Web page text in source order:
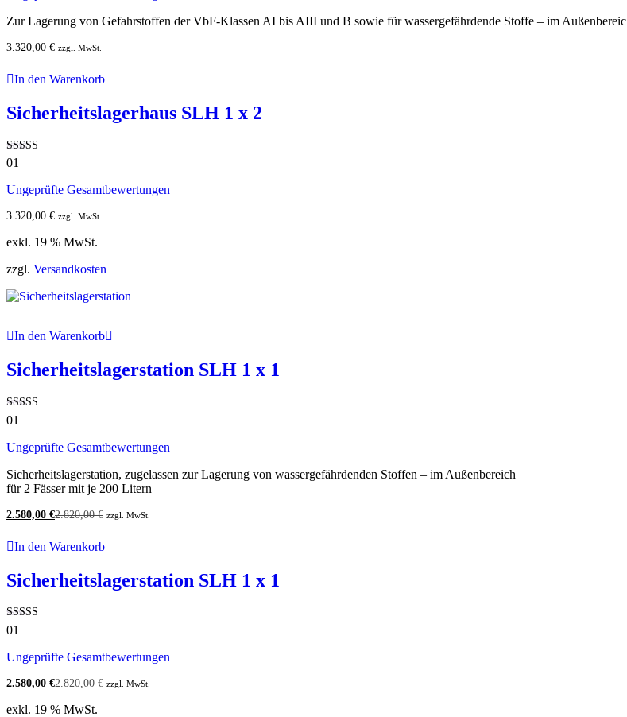
Zur Lagerung von Gefahrstoffen der VbF-Klassen AI bis AIII und B sowie für wassergefährdende Stoffe – im Außenbereic
3.320,00 € zzgl. MwSt.
In den Warenkorb
Sicherheitslagerhaus SLH 1 x 2
Bewertet mit
01
Ungeprüfte Gesamtbewertungen
3.320,00 € zzgl. MwSt.
exkl. 19 % MwSt.
zzgl. Versandkosten
In den Warenkorb
Sicherheitslagerstation SLH 1 x 1
Bewertet
von 5
01
Ungeprüfte Gesamtbewertungen
Sicherheitslagerstation, zugelassen zur Lagerung von wassergefährdenden Stoffen – im Außenbereich
für 2 Fässer mit je 200 Litern
2.580,00 €2.820,00€ zzgl. MwSt.
In den Warenkorb
Sicherheitslagerstation SLH 1 x 1
Bewertet
von 5
01
Ungeprüfte Gesamtbewertungen
2.580,00 €2.820,00€ zzgl. MwSt.
exkl. 19 % MwSt.